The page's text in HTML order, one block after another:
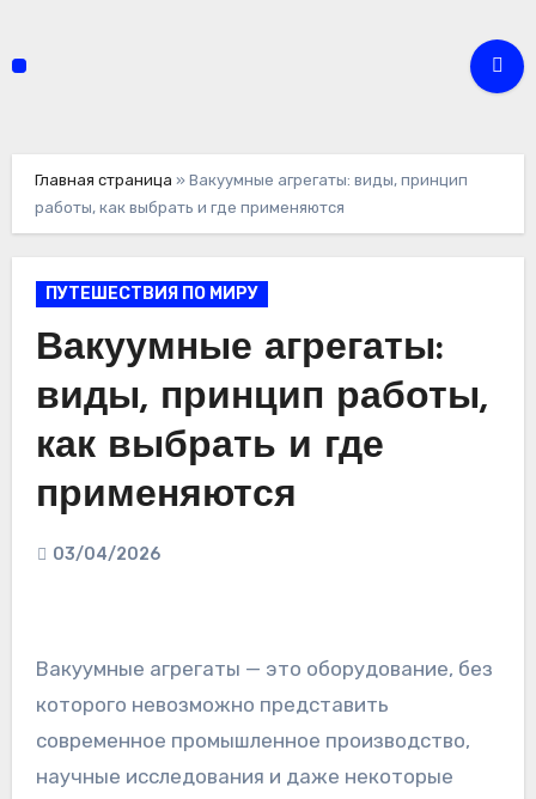
Главная страница » Вакуумные агрегаты: виды, принцип
работы, как выбрать и где применяются
ПУТЕШЕСТВИЯ ПО МИРУ
Вакуумные агрегаты:
виды, принцип работы,
как выбрать и где
применяются
03/04/2026
Вакуумные агрегаты — это оборудование, без
которого невозможно представить
современное промышленное производство,
научные исследования и даже некоторые